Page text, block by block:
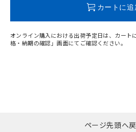
カートに追
オンライン購入における出荷予定日は、カート
格・納期の確認」画面にてご確認ください。
ページ先頭へ